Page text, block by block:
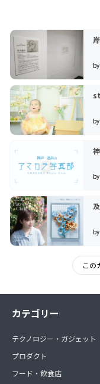
この
カテゴリー
テクノロジー・ガジェット
プロダクト
フード・飲食店